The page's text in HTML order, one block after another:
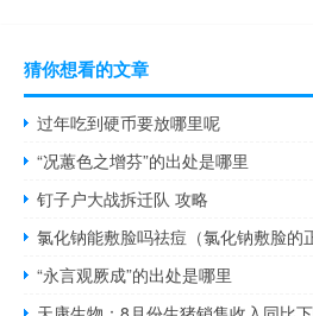
猜你想看的文章
过年吃到硬币要放哪里呢
“况蕙色之增芬”的出处是哪里
钉子户大战拆迁队 攻略
氯化钠能敷脸吗祛痘（氯化钠敷脸的
“永言观厥成”的出处是哪里